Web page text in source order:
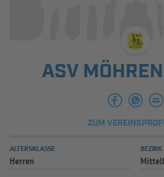
INFOTHEK
ASV
ZUM
ALTERSKLASSE
Herren
BEZIRK